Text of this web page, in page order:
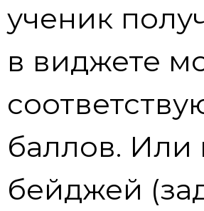
ученик
в виджете
баллов. Или
бейджей